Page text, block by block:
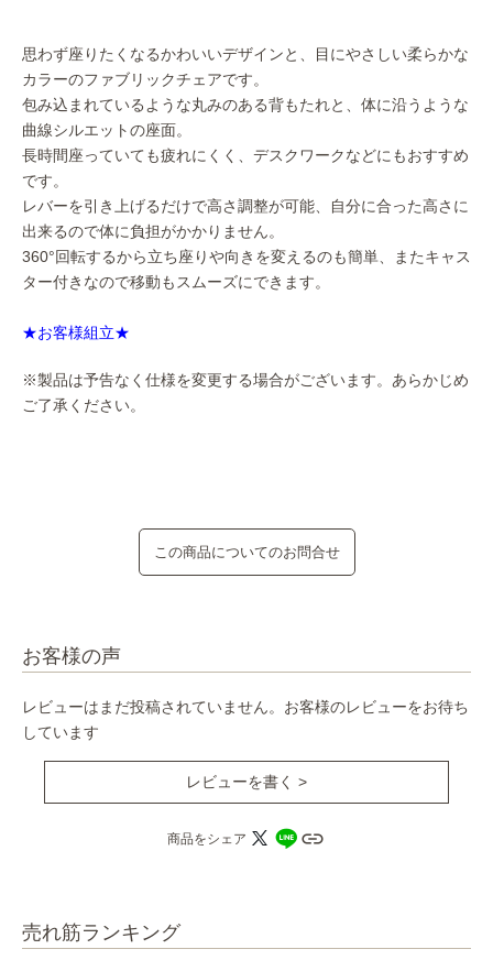
売れ筋ランキング
思わず座りたくなるかわいいデザインと、目にやさしい柔らかな
カラーのファブリックチェアです。
包み込まれているような丸みのある背もたれと、体に沿うような
曲線シルエットの座面。
長時間座っていても疲れにくく、デスクワークなどにもおすすめ
です。
レバーを引き上げるだけで高さ調整が可能、自分に合った高さに
出来るので体に負担がかかりません。
360°回転するから立ち座りや向きを変えるのも簡単、またキャス
ター付きなので移動もスムーズにできます。
★お客様組立★
※製品は予告なく仕様を変更する場合がございます。あらかじめ
ご了承ください。
この商品についてのお問合せ
お客様の声
レビューはまだ投稿されていません。お客様のレビューをお待ち
しています
レビューを書く >
商品をシェア